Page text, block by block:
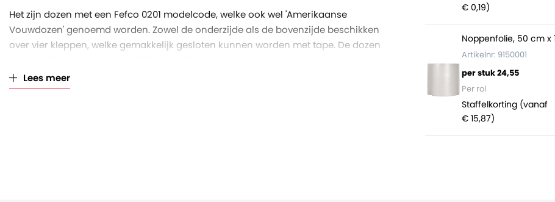
Het zijn dozen met een Fefco 0201 modelcode, welke ook wel 'Amerikaanse
Vouwdozen' genoemd worden. Zowel de onderzijde als de bovenzijde beschikken
over vier kleppen, welke gemakkelijk gesloten kunnen worden met tape. De dozen
De dozen zijn per 30 stuks gebundeld en op een volle pallet zitten 1200 dozen (40
Lees meer
€ 0,19)
Noppenfolie, 50 cm x
Artikelnr: 9150001
per stuk 24,55
Per rol
Staffelkorting (vanaf
€ 15,87)